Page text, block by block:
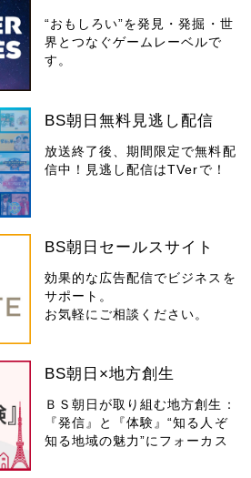
“おもしろい”を発見・発掘・世
界とつなぐゲームレーベルで
す。
BS朝日無料見逃し配信
放送終了後、期間限定で無料配
信中！見逃し配信はTVerで！
BS朝日セールスサイト
効果的な広告配信でビジネスを
サポート。
お気軽にご相談ください。
BS朝日×地方創生
ＢＳ朝日が取り組む地方創生：
『発信』と『体験』“知る人ぞ
知る地域の魅力”にフォーカス